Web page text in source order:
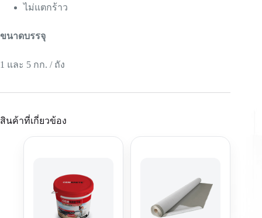
ไม่แตกร้าว
ขนาดบรรจุ
1 และ 5 กก. / ถัง
สินค้าที่เกี่ยวข้อง